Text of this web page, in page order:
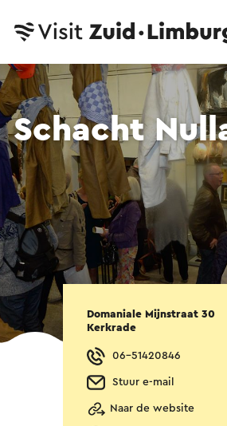
Schacht
Domaniale Mijnstraat 30
Kerkrade
06-51420846
Stuur e-mail
Naar de website